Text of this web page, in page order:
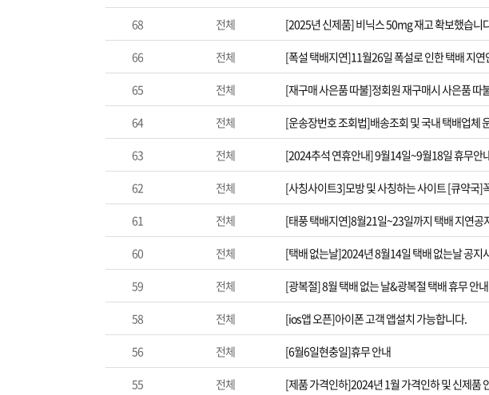
68 전체 [2025년 신제품] 비닉스 50mg 재고 확보했습니
66 전체 [폭설 택배지연]11월26일 폭설로 인한 택배 지연
65 전체 [재구매 사은품 따불]정회원 재구매시 사은품 따
64 전체 [운송장번호 조회법]배송조회 및 국내 택배업체
63 전체 [2024추석 연휴안내] 9월14일~9월18일 휴무안
62 전체 [사칭사이트3]모방 및 사칭하는 사이트 [큐약국]
61 전체 [태풍 택배지연]8월21일~23일까지 택배 지연공
60 전체 [택배 없는날]2024년 8월14일 택배 없는날 공지
59 전체 [광복절] 8월 택배 없는 날&광복절 택배 휴무 안내
58 전체 [ios앱 오픈]아이폰 고객 앱설치 가능합니다.
56 전체 [6월6일현충일]휴무 안내
55 전체 [제품 가격인하]2024년 1월 가격인하 및 신제품